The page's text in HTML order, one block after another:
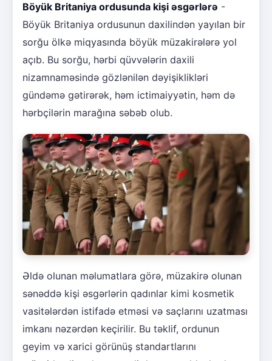
Böyük Britaniya ordusunda kişi əsgərlərə -
Böyük Britaniya ordusunun daxilindən yayılan bir
sorğu ölkə miqyasında böyük müzakirələrə yol
açıb. Bu sorğu, hərbi qüvvələrin daxili
nizamnaməsində gözlənilən dəyişiklikləri
gündəmə gətirərək, həm ictimaiyyətin, həm də
hərbçilərin marağına səbəb olub.
Əldə olunan məlumatlara görə, müzakirə olunan
sənəddə kişi əsgərlərin qadınlar kimi kosmetik
vasitələrdən istifadə etməsi və saçlarını uzatması
imkanı nəzərdən keçirilir. Bu təklif, ordunun
geyim və xarici görünüş standartlarını